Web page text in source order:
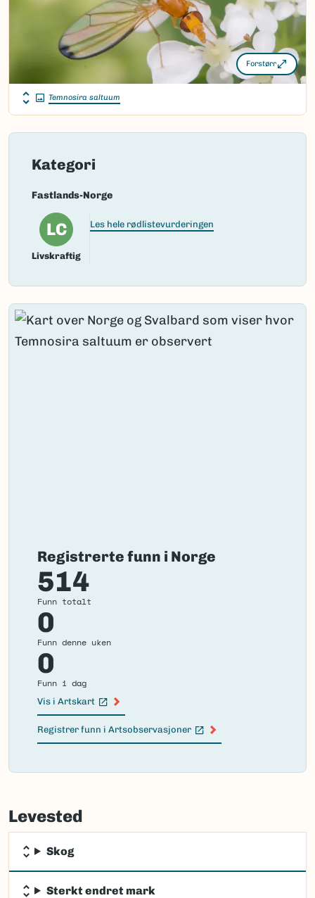
Gå til Nortaxa for flere detaljer
(Ekstern lenke)
Forstørr
Temnosira saltuum
Kategori
Fastlands-Norge
LC
Livskraftig
Les hele rødlistevurderingen
Registrerte funn i Norge
514
Funn totalt
0
Funn denne uken
0
Funn i dag
Vis i Artskart
(Ekstern lenke)
Registrer funn i Artsobservasjoner
(Ekstern lenke)
Failed
load
Levested
Skog
Sterkt endret mark